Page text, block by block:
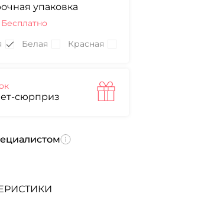
упаковка
Бесплатно
Белая Красная
сюрприз